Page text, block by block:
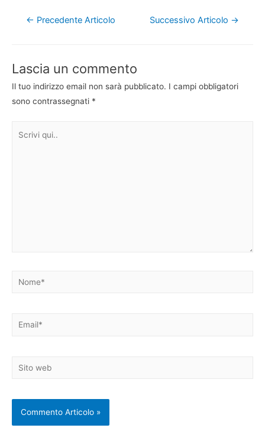
Navigazione
← Precedente Articolo Successivo Articolo →
Lascia un commento
Il tuo indirizzo email non sarà pubblicato. I campi obbligatori
sono contrassegnati *
Nome*
Email*
Sito